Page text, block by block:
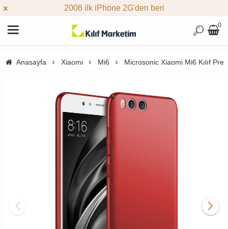
2008 ilk iPhone 2G'den beri
0
Anasayfa Xiaomi Mi6 Microsonic Xiaomi Mi6 Kılıf